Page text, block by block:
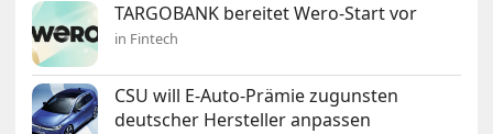
TARGOBANK bereitet Wero-Start vor
in Fintech
CSU will E-Auto-Prämie zugunsten
deutscher Hersteller anpassen